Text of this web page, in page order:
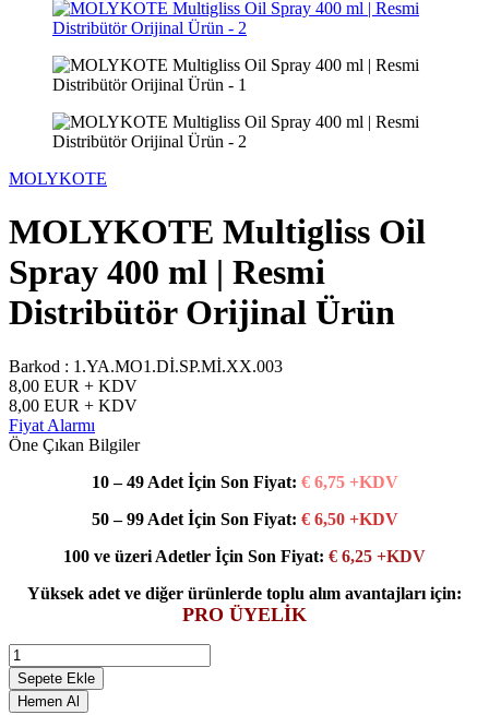
MOLYKOTE
MOLYKOTE Multigliss Oil
Spray 400 ml | Resmi
Distribütör Orijinal Ürün
Barkod : 1.YA.MO1.Dİ.SP.Mİ.XX.003
8,00 EUR + KDV
8,00 EUR + KDV
Fiyat Alarmı
Öne Çıkan Bilgiler
10 – 49 Adet İçin Son Fiyat: € 6,75 +KDV
50 – 99 Adet İçin Son Fiyat: € 6,50 +KDV
100 ve üzeri Adetler İçin Son Fiyat: € 6,25 +KDV
Yüksek adet ve diğer ürünlerde toplu alım avantajları için:
PRO ÜYELİK
Sepete Ekle
Hemen Al